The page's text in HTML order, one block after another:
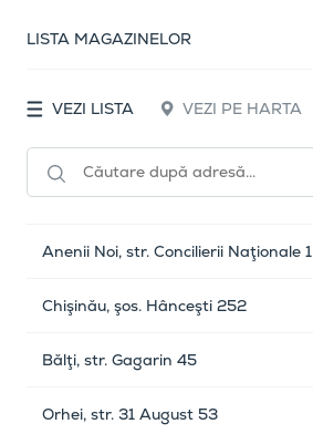
LISTA MAGAZINELOR
VEZI LISTA VEZI PE HARTA
Anenii Noi, str. Concilierii Naţionale 1
Chişinău, şos. Hânceşti 252
Bălţi, str. Gagarin 45
Orhei, str. 31 August 53